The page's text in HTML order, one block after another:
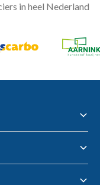
in heel Nederland